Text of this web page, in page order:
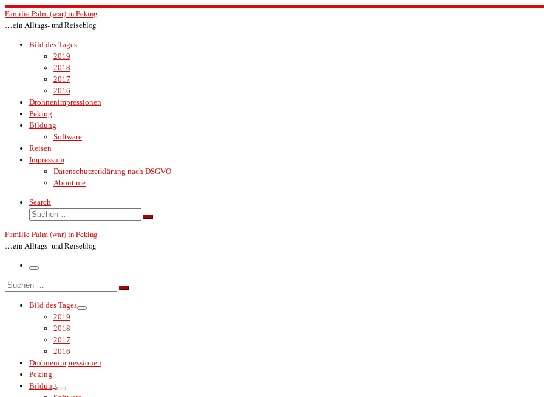
Zum
Inhalt
Familie Palm (war) in Peking
…ein Alltags- und Reiseblog
Bild des Tages
2019
2018
2017
2016
Drohnenimpressionen
Peking
Bildung
Software
Reisen
Impressum
Datenschutzerklärung nach DSGVO
About me
Search
Suche
Suchen …
Familie Palm (war) in Peking
…ein Alltags- und Reiseblog
Menü
Suche
Suchen …
Bild des Tages
2019
2018
2017
2016
Drohnenimpressionen
Peking
Bildung